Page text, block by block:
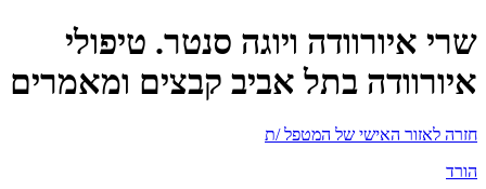
שרי איורוודה ויוגה סנטר. טיפולי
איורוודה בתל אביב קבצים ומאמרים
חזרה לאזור האישי של המטפל /ת
הורד